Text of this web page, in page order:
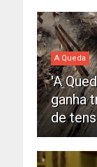
A Queda
'A
ganha
de